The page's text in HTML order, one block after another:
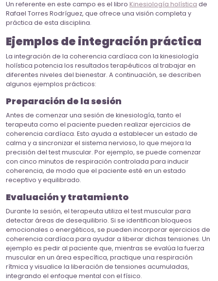
Un referente en este campo es el libro Kinesiología holística de
Rafael Torres Rodríguez, que ofrece una visión completa y
práctica de esta disciplina.
Ejemplos de integración práctica
La integración de la coherencia cardíaca con la kinesiología
holística potencia los resultados terapéuticos al trabajar en
diferentes niveles del bienestar. A continuación, se describen
algunos ejemplos prácticos:
Preparación de la sesión
Antes de comenzar una sesión de kinesiología, tanto el
terapeuta como el paciente pueden realizar ejercicios de
coherencia cardíaca. Esto ayuda a establecer un estado de
calma y a sincronizar el sistema nervioso, lo que mejora la
precisión del test muscular. Por ejemplo, se puede comenzar
con cinco minutos de respiración controlada para inducir
coherencia, de modo que el paciente esté en un estado
receptivo y equilibrado.
Evaluación y tratamiento
Durante la sesión, el terapeuta utiliza el test muscular para
detectar áreas de desequilibrio. Si se identifican bloqueos
emocionales o energéticos, se pueden incorporar ejercicios de
coherencia cardíaca para ayudar a liberar dichas tensiones. Un
ejemplo es pedir al paciente que, mientras se evalúa la fuerza
muscular en un área específica, practique una respiración
rítmica y visualice la liberación de tensiones acumuladas,
integrando el enfoque mental con el físico.